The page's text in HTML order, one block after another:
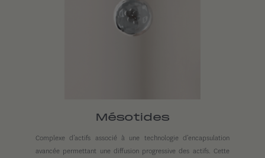
Mésotides
Complexe d’actifs associé à une technologie d’encapsulation
avancée permettant une diffusion progressive des actifs. Cette